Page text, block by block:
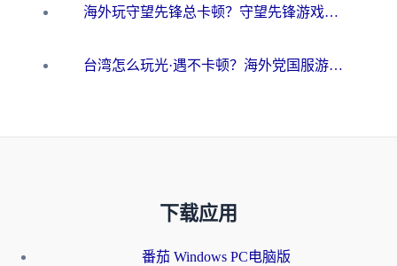
海外玩守望先锋总卡顿？守望先锋游戏加速器在哪里买&避坑指南（附欧洲非洲游戏实测）
台湾怎么玩光·遇不卡顿？海外党国服游戏加速终极攻略（附实测体验）
下载应用
番茄 Windows PC电脑版